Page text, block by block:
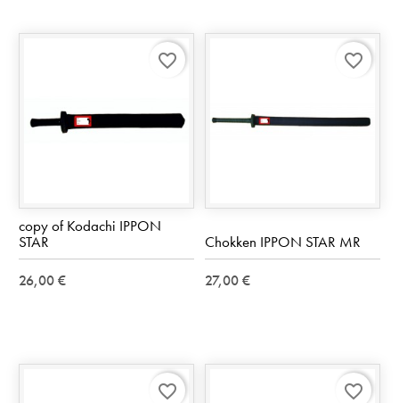
copy of Kodachi IPPON
STAR
26,00 €
favorite_border
Chokken IPPON STAR MR
27,00 €
favorite_border
favorite_border favorite_border